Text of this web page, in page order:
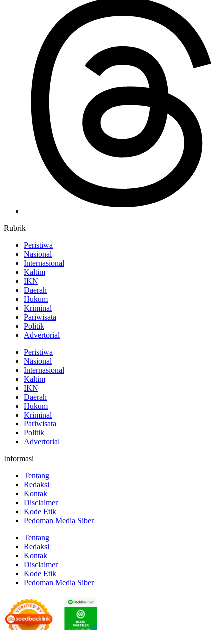
Rubrik
Peristiwa
Nasional
Internasional
Kaltim
IKN
Daerah
Hukum
Kriminal
Pariwisata
Politik
Advertorial
Peristiwa
Nasional
Internasional
Kaltim
IKN
Daerah
Hukum
Kriminal
Pariwisata
Politik
Advertorial
Informasi
Tentang
Redaksi
Kontak
Disclaimer
Kode Etik
Pedoman Media Siber
Tentang
Redaksi
Kontak
Disclaimer
Kode Etik
Pedoman Media Siber